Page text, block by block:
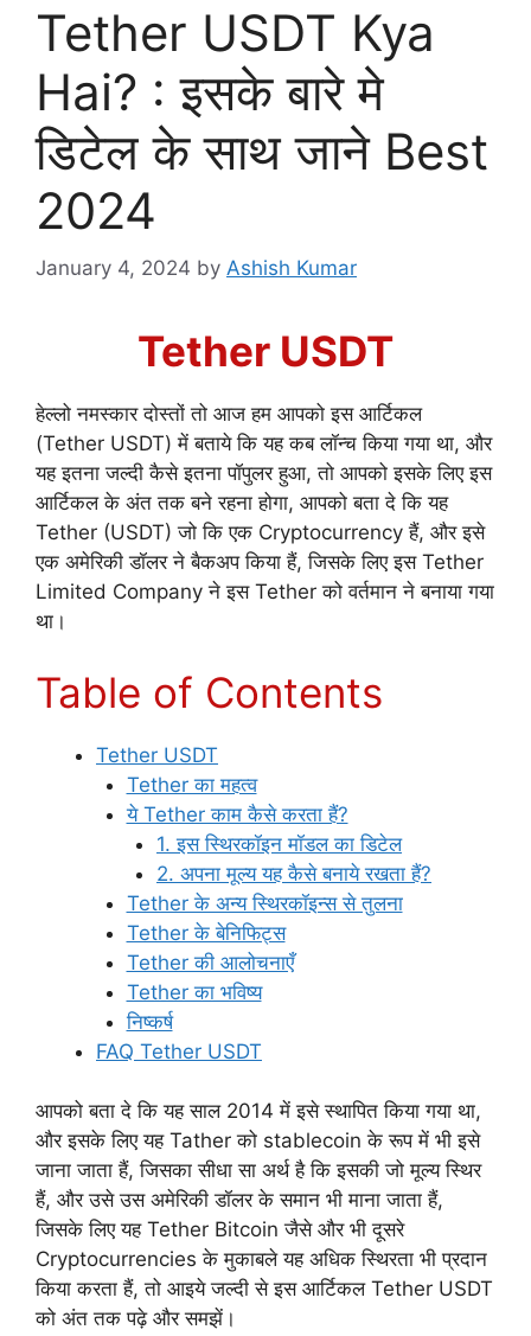
Tether USDT Kya
Hai? : इसके बारे मे
डिटेल के साथ जाने Best
2024
January 4, 2024 by Ashish Kumar
Tether USDT
हेल्लो नमस्कार दोस्तों तो आज हम आपको इस आर्टिकल
(Tether USDT) में बताये कि यह कब लॉन्च किया गया था, और
यह इतना जल्दी कैसे इतना पॉपुलर हुआ, तो आपको इसके लिए इस
आर्टिकल के अंत तक बने रहना होगा, आपको बता दे कि यह
Tether (USDT) जो कि एक Cryptocurrency हैं, और इसे
एक अमेरिकी डॉलर ने बैकअप किया हैं, जिसके लिए इस Tether
Limited Company ने इस Tether को वर्तमान ने बनाया गया
था।
Table of Contents
Tether USDT
Tether का महत्व
ये Tether काम कैसे करता हैं?
1. इस स्थिरकॉइन मॉडल का डिटेल
2. अपना मूल्य यह कैसे बनाये रखता हैं?
Tether के अन्य स्थिरकॉइन्स से तुलना
Tether के बेनिफिट्स
Tether की आलोचनाएँ
Tether का भविष्य
निष्कर्ष
FAQ Tether USDT
आपको बता दे कि यह साल 2014 में इसे स्थापित किया गया था,
और इसके लिए यह Tather को stablecoin के रूप में भी इसे
जाना जाता हैं, जिसका सीधा सा अर्थ है कि इसकी जो मूल्य स्थिर
हैं, और उसे उस अमेरिकी डॉलर के समान भी माना जाता हैं,
जिसके लिए यह Tether Bitcoin जैसे और भी दूसरे
Cryptocurrencies के मुकाबले यह अधिक स्थिरता भी प्रदान
किया करता हैं, तो आइये जल्दी से इस आर्टिकल Tether USDT
को अंत तक पढ़े और समझें।